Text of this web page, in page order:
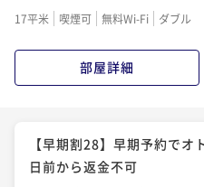
17平米 喫煙可 無料Wi-Fi ダブル
部屋詳細
【早期割28】早期予約で
日前から返金不可